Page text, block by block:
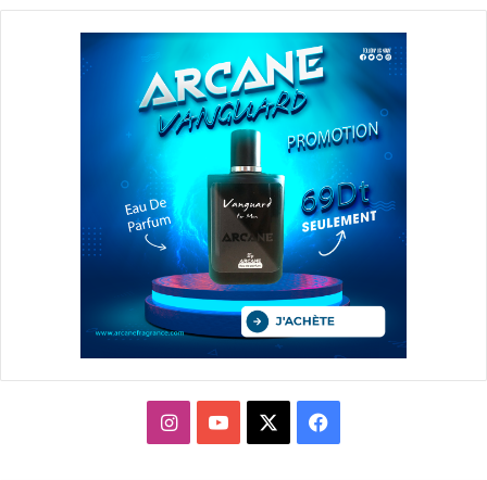
فيسبوك يوتيوبانستقرام